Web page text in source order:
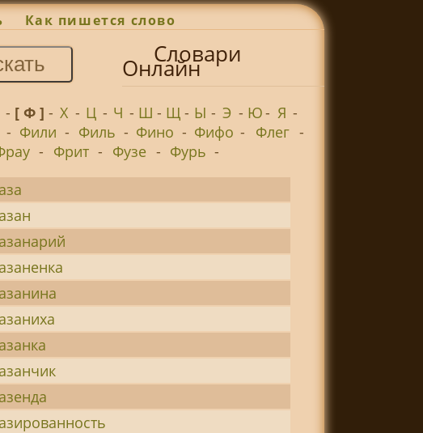
Как пишется слово
Словари
Онлайн
- [ Ф ] - Х - Ц - Ч - Ш - Щ- Ы - Э - Ю- Я -
- Фили - Филь - Фино - Фифо - Флег -
- Фрит - Фузе - Фурь -